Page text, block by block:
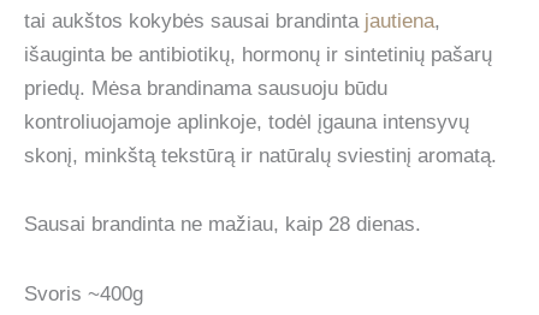
tai aukštos kokybės sausai brandinta jautiena,
išauginta be antibiotikų, hormonų ir sintetinių pašarų
priedų. Mėsa brandinama sausuoju būdu
kontroliuojamoje aplinkoje, todėl įgauna intensyvų
skonį, minkštą tekstūrą ir natūralų sviestinį aromatą.
Sausai brandinta ne mažiau, kaip 28 dienas.
Svoris ~400g